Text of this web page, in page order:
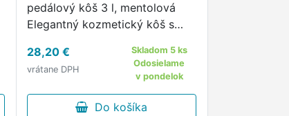
pedálový kôš 3 l, mentolová
Elegantný kozmetický kôš s
farebným prevedením
Kozmetický pedálový kôš KELA
Mats 3 lv mentolovej
(nebelblau) matnej farbe je
28,20 €
vrátane DPH
Skladom 5 ks
Odosielame
v pondelok
Do košíka